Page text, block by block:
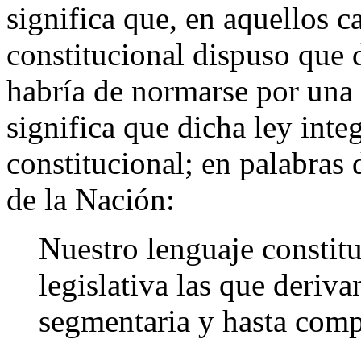
significa que, en aquellos
constitucional dispuso que
habría de normarse por
significa que dicha ley
constitucional; en palabras
de la Nación:
Nuestro lenguaje
legislativa las que
segmentaria y hasta